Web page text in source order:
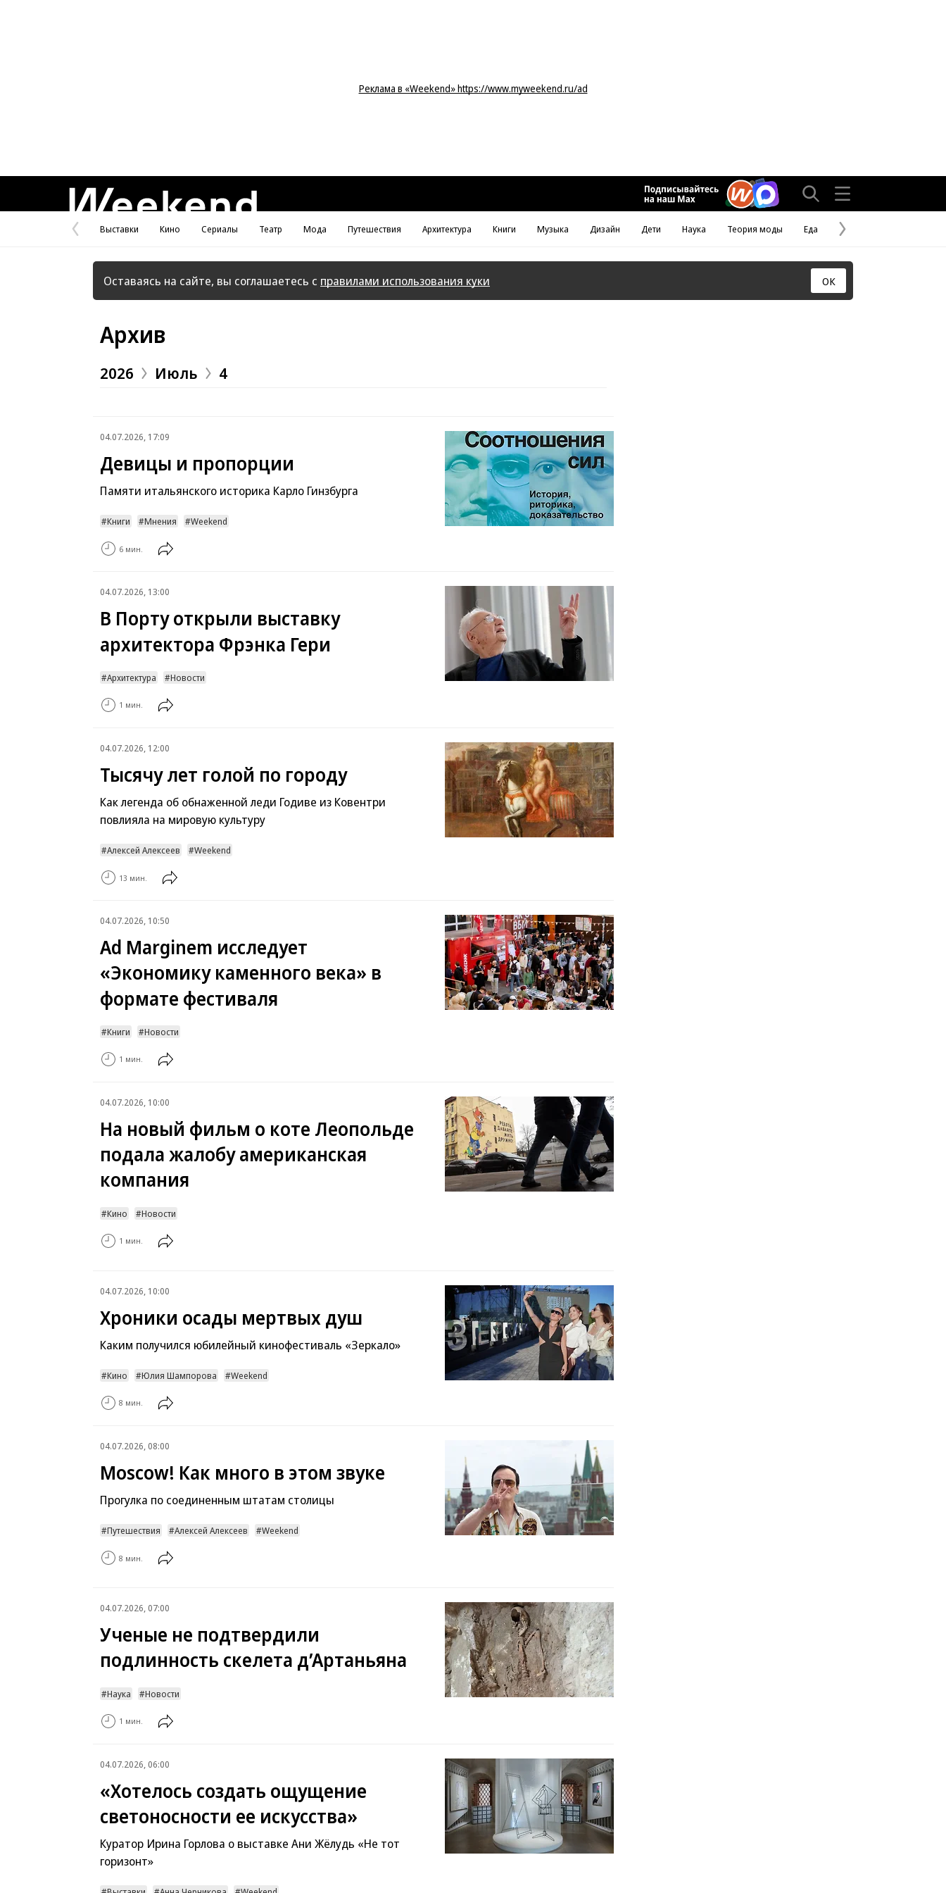
Реклама в «Weekend» https://www.myweekend.ru/ad
Предыдущая
страница
Выставки Кино Сериалы Театр Мода Путешествия Архитектура Книги Музыка Дизайн Дети Наука Теория моды Еда
Следующая
страница
Оставаясь на сайте, вы соглашаетесь с правилами использования куки ОК
Архив
2026 Июль 4
04.07.2026, 17:09
Девицы и пропорции
Памяти итальянского историка Карло Гинзбурга
Книги Мнения Weekend
6 мин.
04.07.2026, 13:00
В Порту открыли выставку
архитектора Фрэнка Гери
Архитектура Новости
1 мин.
04.07.2026, 12:00
Тысячу лет голой по городу
Как легенда об обнаженной леди Годиве из Ковентри
повлияла на мировую культуру
Алексей Алексеев Weekend
13 мин.
04.07.2026, 10:50
Ad Marginem исследует
«Экономику каменного века» в
формате фестиваля
Книги Новости
1 мин.
04.07.2026, 10:00
На новый фильм о коте Леопольде
подала жалобу американская
компания
Кино Новости
1 мин.
04.07.2026, 10:00
Хроники осады мертвых душ
Каким получился юбилейный кинофестиваль «Зеркало»
Кино Юлия Шампорова Weekend
8 мин.
04.07.2026, 08:00
Moscow! Как много в этом звуке
Прогулка по соединенным штатам столицы
Путешествия Алексей Алексеев Weekend
8 мин.
04.07.2026, 07:00
Ученые не подтвердили
подлинность скелета д’Артаньяна
Наука Новости
1 мин.
04.07.2026, 06:00
«Хотелось создать ощущение
светоносности ее искусства»
Куратор Ирина Горлова о выставке Ани Жёлудь «Не тот
горизонт»